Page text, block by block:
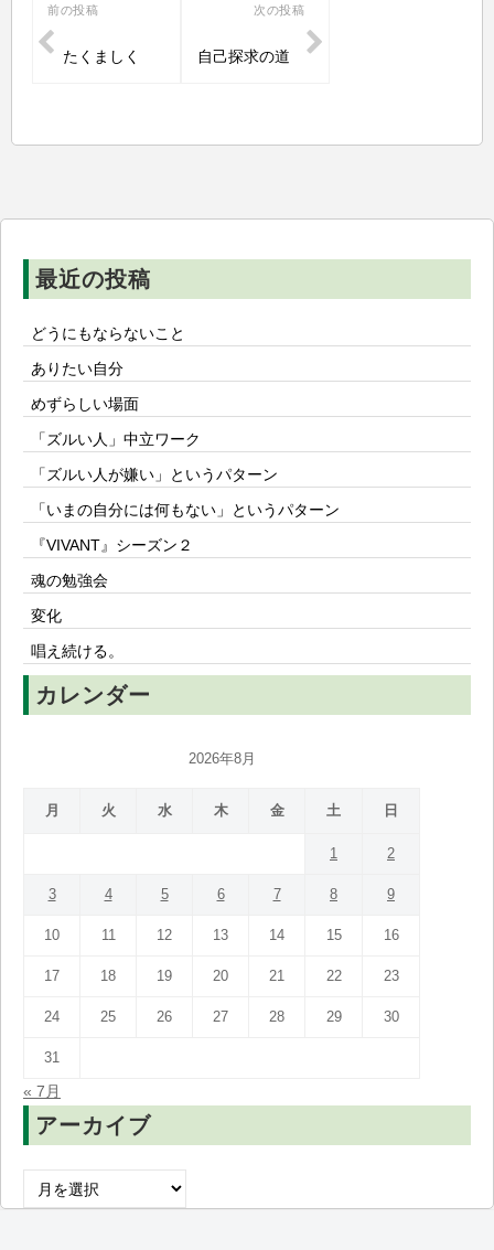
投
稿
ン
前の投稿
たくましく
次の投稿
自己探求の道
最近の投稿
どうにもならないこと
ありたい自分
めずらしい場面
「ズルい人」中立ワーク
「ズルい人が嫌い」というパターン
「いまの自分には何もない」というパターン
『VIVANT』シーズン２
魂の勉強会
変化
唱え続ける。
カレンダー
2026年8月
月 火 水 木 金 土 日
1 2
3 4 5 6 7 8 9
10 11 12 13 14 15 16
17 18 19 20 21 22 23
24 25 26 27 28 29 30
31
« 7月
アーカイブ
ー